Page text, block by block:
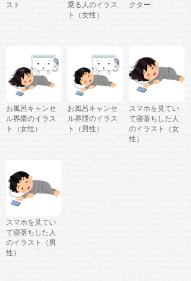
スト
乗る人のイラス
ト（女性）
クター
お風呂キャンセ
ル界隈のイラス
ト（女性）
お風呂キャンセ
ル界隈のイラス
ト（男性）
スマホを見てい
て寝落ちした人
のイラスト（女
性）
スマホを見てい
て寝落ちした人
のイラスト（男
性）